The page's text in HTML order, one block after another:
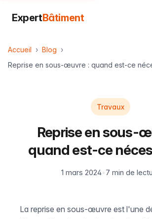
ExpertBâtiment
Accueil
Blog
Reprise en sous-œuvre : quand est-ce
Travaux
Reprise en sous-
quand est-ce
1 mars 2024•7 min de
La reprise en sous-œuvre est l'une